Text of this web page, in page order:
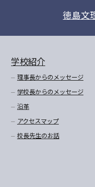
徳島文
学校紹介
理事長からのメッセージ
学校長からのメッセージ
沿革
アクセスマップ
校長先生のお話